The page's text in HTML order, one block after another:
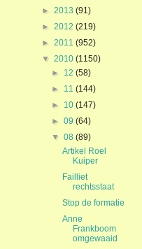
► 2013 (91)
► 2012 (219)
► 2011 (952)
▼ 2010 (1150)
► 12(58)
► 11(144)
► 10(147)
►09(64)
▼08(89)
Artikel Roel
Kuiper
Failliet
rechtsstaat
Stop de formatie
Anne
Frankboom
omgewaaid